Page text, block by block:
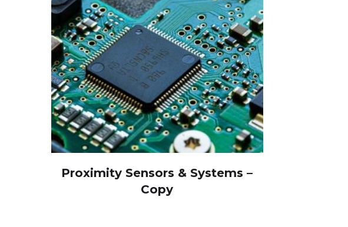
Proximity Sensors & Systems –
Copy